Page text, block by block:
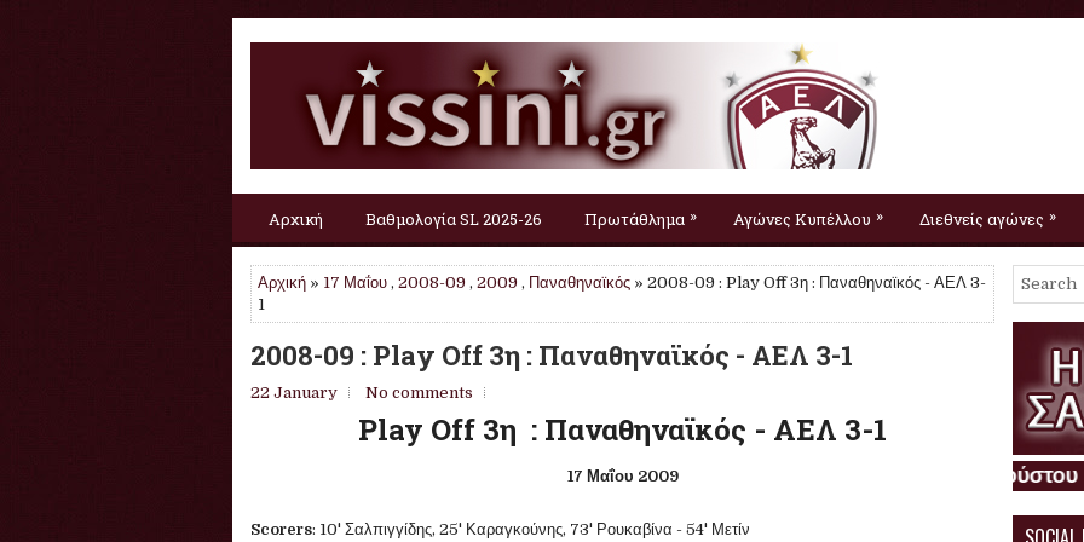
Αρχική Βαθμολογία SL 2025-26 Πρωτάθλημα » Αγώνες Κυπέλλου » Διεθνείς αγώνες »
Αρχική » 17 Μαΐου , 2008-09 , 2009 , Παναθηναϊκός » 2008-09 : Play Off 3η : Παναθηναϊκός - ΑΕΛ 3-
1
2008-09 : Play Off 3η : Παναθηναϊκός - ΑΕΛ 3-1
22 January No comments
Play Off 3η : Παναθηναϊκός - ΑΕΛ 3-1
17 Μαΐου 2009
Scorers: 10' Σαλπιγγίδης, 25' Καραγκούνης, 73' Ρουκαβίνα - 54' Μετίν